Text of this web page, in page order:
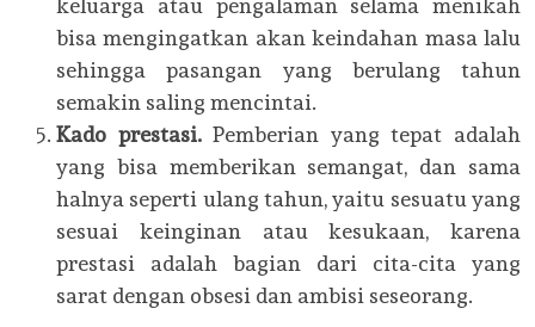
bisa mengingatkan akan keindahan masa lalu
sehingga pasangan yang berulang tahun
semakin saling mencintai.
Kado prestasi.Pemberian yang tepat adalah
yang bisa memberikan semangat, dan sama
halnya seperti ulang tahun, yaitu sesuatu yang
sesuai keinginan atau kesukaan, karena
prestasi adalah bagian dari cita-cita yang
sarat dengan obsesi dan ambisi seseorang.